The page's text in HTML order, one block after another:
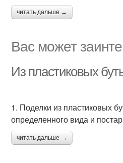
читать дальше →
Вас может
Из пластиковых
1. Поделки из пластиковых
определенного вида и
читать дальше →